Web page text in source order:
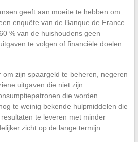
geeft aan moeite te hebben om
enquête van de Banque de France.
% van de huishoudens geen
te volgen of financiële doelen
om zijn spaargeld te beheren, negeren
uitgaven die niet zijn
die worden
te weinig bekende hulpmiddelen die
te leveren met minder
zicht op de lange termijn.